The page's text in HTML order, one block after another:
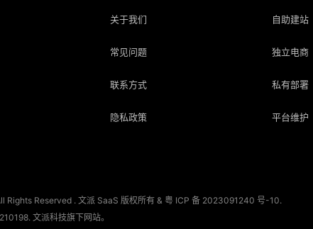
关于我们
常见问题
联系方式
隐私政策
自助建站
独立电商
私有部署
平台维护
Reserved . 文派 SaaS 版权所有 & 粤 ICP 备 2023091240 号-10.
文派科技旗下网站。